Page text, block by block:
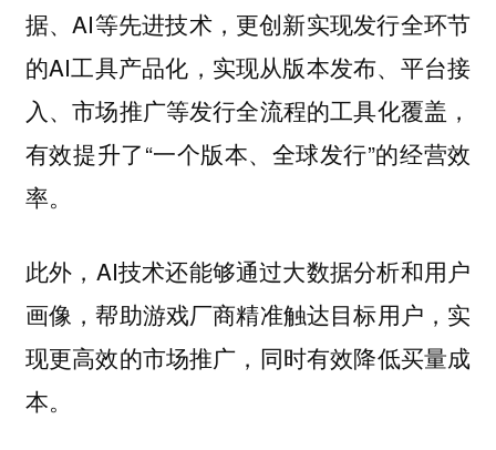
据、AI等先进技术，更创新实现发行全环节
的AI工具产品化，实现从版本发布、平台接
入、市场推广等发行全流程的工具化覆盖，
有效提升了“一个版本、全球发行”的经营效
率。
此外，AI技术还能够通过大数据分析和用户
画像，帮助游戏厂商精准触达目标用户，实
现更高效的市场推广，同时有效降低买量成
本。